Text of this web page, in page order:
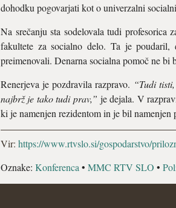
dohodku pogovarjati kot o univerzalni
Na srečanju sta sodelovala tudi
fakultete za socialno delo. Ta je
preimenovali. Denarna socialna pomoč ne
Renerjeva je pozdravila razpravo. “Tudi
najbrž je tako tudi prav,” je dejala. V
ki je namenjen rezidentom in je bil namenjen
Vir: https://www.rtvslo.si/gospodarstvo/
Oznake: Konferenca • MMC RTV SLO •